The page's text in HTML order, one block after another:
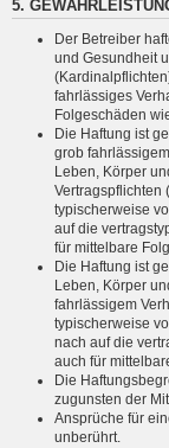
5.
Der Betreiber
und Gesundheit
fahrlässiges
Folgeschäden
Die Haftung ist
grob
Leben, Körper
Vertragspflichten
typischerweise
auf die
für mittelbare
Die Haftung ist
Leben, Körper
fahrlässigem
typischerweise
nach auf die
auch für
Die
zugunsten der
Ansprüche für
unberührt.